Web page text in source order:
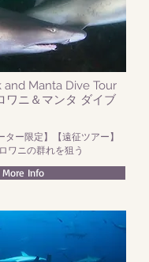
and Manta Dive Tour
ワニ＆マンタ ダイブ
ター限定】【遠征ツアー】
ワニの群れを狙う
More Info